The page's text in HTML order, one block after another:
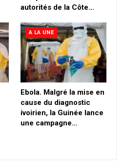
autorités de la Côte…
A LA UNE
Ebola. Malgré la mise en
cause du diagnostic
ivoirien, la Guinée lance
une campagne…